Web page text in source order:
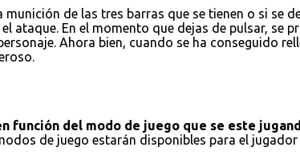
de las tres barras que se tienen o si se
ataque. En el momento que dejas de pulsar, se
Ahora bien, cuando se ha conseguido
función del modo de juego que se este
de juego estarán disponibles para el